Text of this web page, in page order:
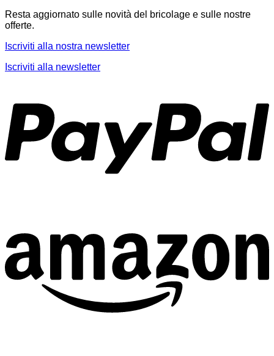
Resta aggiornato sulle novità del bricolage e sulle nostre
offerte.
Iscriviti alla nostra newsletter
Iscriviti alla newsletter